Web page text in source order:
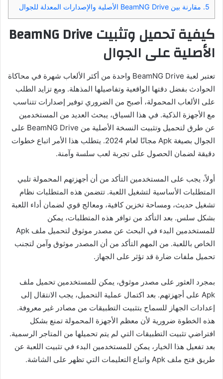
5. مقارنة بين BeamNG Drive الأصلية والإصدارات المعدلة للجوال
كيفية تحميل وتثبيت BeamNG Drive
الأصلية على الجوال
تعتبر لعبة BeamNG Drive واحدة من أكثر الألعاب شهرة في محاكاة
الحوادث بفضل دقتها الواقعية وتفاصيلها المذهلة. ومع تزايد الطلب
على الألعاب المحمولة، أصبح من الضروري توفير إصدارات تتناسب
مع الأجهزة الذكية. في هذا السياق، يبحث العديد من المستخدمين
عن طرق لتحميل وتثبيت النسخة الأصلية من BeamNG Drive على
الجوال بصيغة Apk مجانًا لعام 2024. يتطلب هذا الأمر اتباع خطوات
دقيقة لضمان الحصول على تجربة لعب سلسة وآمنة.
أولاً، يجب على المستخدمين التأكد من أن أجهزتهم المحمولة تلبي
المتطلبات الأساسية لتشغيل اللعبة. تتضمن هذه المتطلبات نظام
تشغيل حديث، ومساحة تخزين كافية، ومعالج قوي لضمان أداء اللعبة
بشكل سلس. بعد التأكد من توافر هذه المتطلبات، يمكن
للمستخدمين البدء في البحث عن مصدر موثوق لتحميل ملف Apk
الخاص باللعبة. من المهم التأكد من أن المصدر موثوق وآمن لتجنب
تحميل ملفات ضارة قد تؤثر على الجهاز.
بمجرد العثور على مصدر موثوق، يمكن للمستخدمين تحميل ملف
Apk على أجهزتهم. بعد اكتمال عملية التحميل، يجب الانتقال إلى
إعدادات الجهاز للسماح بتثبيت التطبيقات من مصادر غير معروفة.
هذه الخطوة ضرورية لأن معظم الأجهزة المحمولة تمنع بشكل
افتراضي تثبيت التطبيقات التي لم يتم تحميلها من المتاجر الرسمية.
بعد تفعيل هذا الخيار، يمكن للمستخدمين البدء في تثبيت اللعبة عن
طريق فتح ملف Apk واتباع التعليمات التي تظهر على الشاشة.